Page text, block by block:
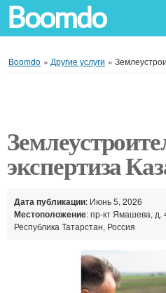
Boomdo
Boomdo » Другие услуги »
экспертиза
Дата публикации: Июнь 5, 2026
Местоположение: пр-кт Ямашева, д.
Республика Татарстан, Россия